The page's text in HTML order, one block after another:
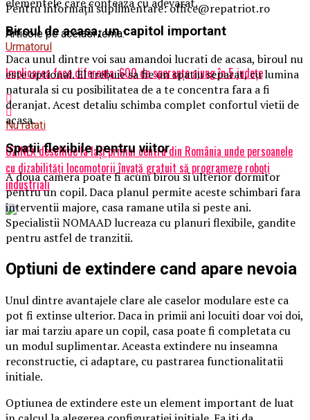
Pentru informații suplimentare: office@repatriot.ro
Articole pe aceiasi tema:
Urmatorul
Implicarea face diferența: 600 de speranțe ajung în 5 județe
Nu ratati
UZINEX deschide la Iași primul centru din România unde persoanele
cu dizabilități locomotorii învață gratuit să programeze roboți
industriali
Biroul de acasa, un capitol important
Daca unul dintre voi sau amandoi lucrati de acasa, biroul nu
este optional. El trebuie sa fie un spatiu separat, cu lumina
naturala si cu posibilitatea de a te concentra fara a fi
deranjat. Acest detaliu schimba complet confortul vietii de
acasa.
Spatii flexibile pentru viitor
A doua camera poate fi acum birou si ulterior dormitor
pentru un copil. Daca planul permite aceste schimbari fara
interventii majore, casa ramane utila si peste ani.
Specialistii NOMAAD lucreaza cu planuri flexibile, gandite
pentru astfel de tranzitii.
Optiuni de extindere cand apare nevoia
Unul dintre avantajele clare ale caselor modulare este ca
pot fi extinse ulterior. Daca in primii ani locuiti doar voi doi,
iar mai tarziu apare un copil, casa poate fi completata cu
un modul suplimentar. Aceasta extindere nu inseamna
reconstructie, ci adaptare, cu pastrarea functionalitatii
initiale.
Optiunea de extindere este un element important de luat